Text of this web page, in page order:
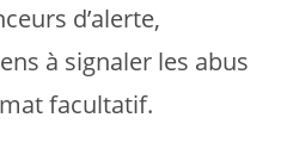
d’alerte,
à signaler les abus
facultatif.